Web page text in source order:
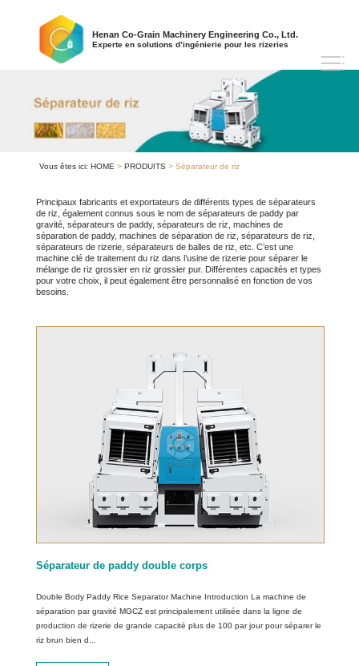
Henan Co-Grain Machinery Engineering Co., Ltd.
Experte en solutions d’ingénierie pour les rizeries
Vous êtes ici: HOME >PRODUITS > Séparateur de riz
Principaux fabricants et exportateurs de différents types de séparateurs
de riz, également connus sous le nom de séparateurs de paddy par
gravité, séparateurs de paddy, séparateurs de riz, machines de
séparation de paddy, machines de séparation de riz, séparateurs de riz,
séparateurs de rizerie, séparateurs de balles de riz, etc. C’est une
machine clé de traitement du riz dans l’usine de rizerie pour séparer le
mélange de riz grossier en riz grossier pur. Différentes capacités et types
pour votre choix, il peut également être personnalisé en fonction de vos
besoins.
Séparateur de paddy double corps
Double Body Paddy Rice Separator Machine Introduction La machine de
séparation par gravité MGCZ est principalement utilisée dans la ligne de
production de rizerie de grande capacité plus de 100 par jour pour séparer le
riz brun bien d...